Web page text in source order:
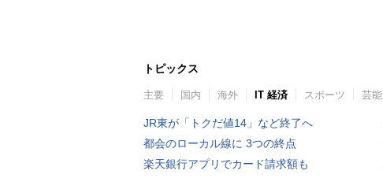
トピックス
主要 国内 海外 IT 経済 スポーツ 芸能
JR東が「トクだ値14」など終了へ
都会のローカル線に 3つの終点
楽天銀行アプリでカード請求額も